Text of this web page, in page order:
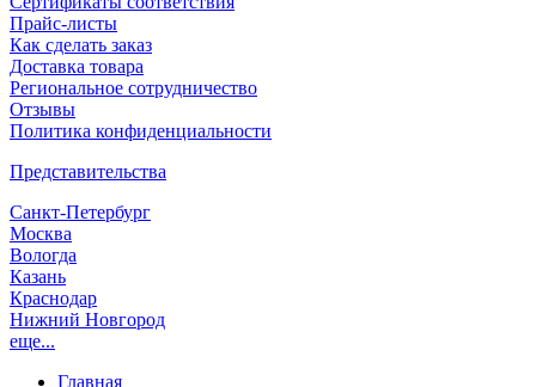
Прайс-листы
Как сделать заказ
Доставка товара
Региональное сотрудничество
Отзывы
Политика конфиденциальности
Представительства
Санкт-Петербург
Москва
Вологда
Казань
Краснодар
Нижний Новгород
еще...
Главная